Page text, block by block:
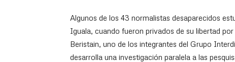
Algunos de los 43 normalistas desaparecidos
Iguala, cuando fueron privados de su libertad
Beristain, uno de los integrantes del Grupo
desarrolla una investigación paralela a las